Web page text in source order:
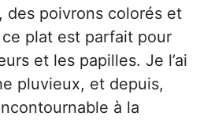
poivrons colorés et
plat est parfait pour
et les papilles. Je l’ai
pluvieux, et depuis,
à la